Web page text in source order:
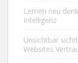
Lernen neu
Intelligenz
Unsichtbar
Websites